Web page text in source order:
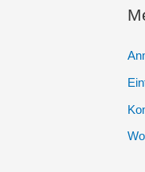
n
n